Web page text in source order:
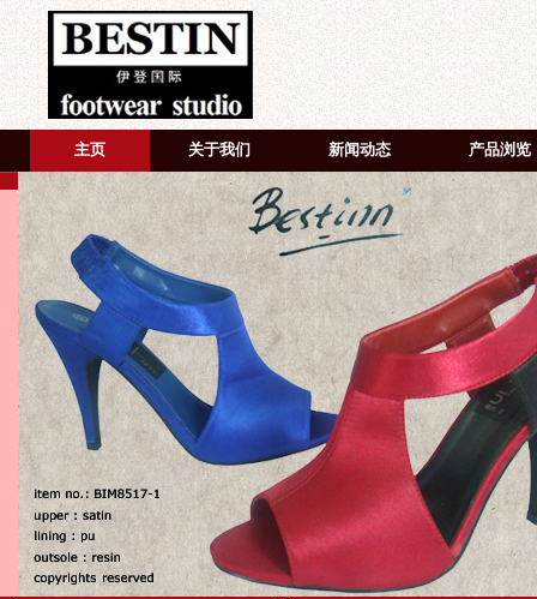
主页 关于我们 新闻动态 产品浏览